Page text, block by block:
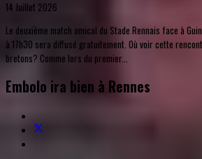
14 Juillet 2026
Le deuxième match amical du Stade Rennais face à
à 17h30 sera diffusé gratuitement. Où voir cette
bretons? Comme lors du premier...
Embolo ira bien à Rennes